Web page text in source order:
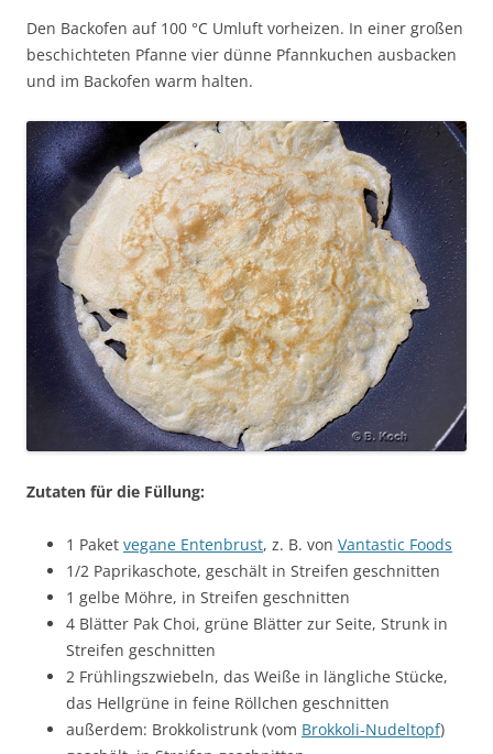
Den Backofen auf 100 °C Umluft vorheizen. In einer großen
beschichteten Pfanne vier dünne Pfannkuchen ausbacken
und im Backofen warm halten.
Zutaten für die Füllung:
1 Paket vegane Entenbrust, z. B. von Vantastic Foods
1/2 Paprikaschote, geschält in Streifen geschnitten
1 gelbe Möhre, in Streifen geschnitten
4 Blätter Pak Choi, grüne Blätter zur Seite, Strunk in
Streifen geschnitten
2 Frühlingszwiebeln, das Weiße in längliche Stücke,
das Hellgrüne in feine Röllchen geschnitten
außerdem: Brokkolistrunk (vom Brokkoli-Nudeltopf)